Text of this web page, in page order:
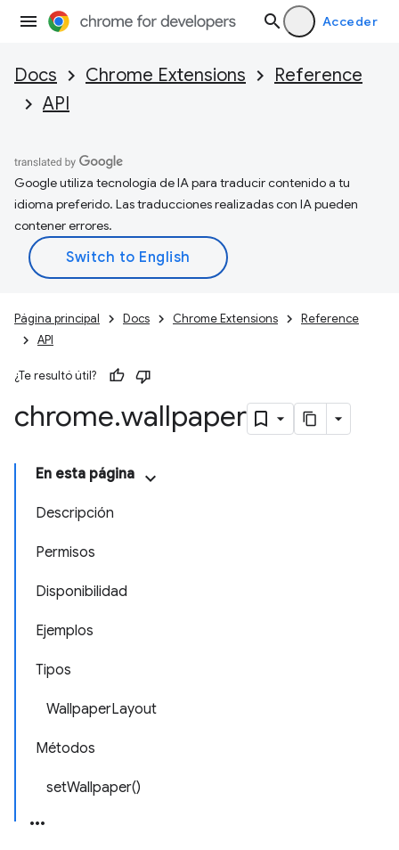
Acceder
Docs Chrome Extensions
Reference
API
Google utiliza tecnología de IA para traducir contenido a tu
idioma preferido. Las traducciones realizadas con IA pueden
contener errores.
Página principal Docs Chrome Extensions
Reference
API
¿Te resultó útil?
chrome.wallpaper
En esta página
Descripción
Permisos
Disponibilidad
Ejemplos
Tipos
WallpaperLayout
Métodos
setWallpaper()